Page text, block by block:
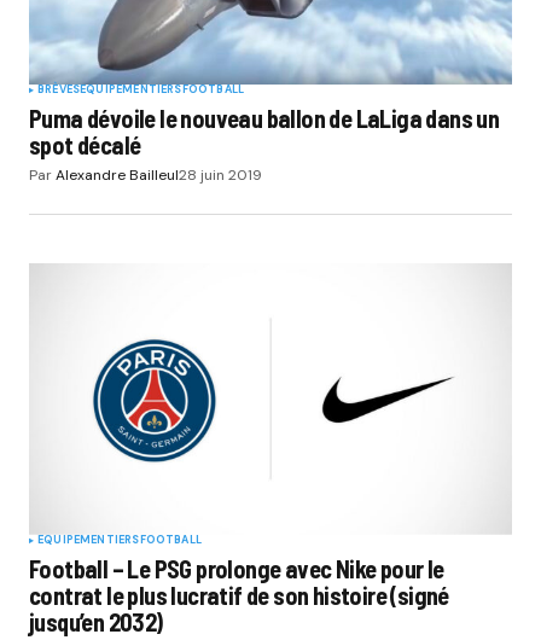
BRÈVESEQUIPEMENTIERSFOOTBALL
Puma dévoile le nouveau ballon de LaLiga dans un
spot décalé
ParAlexandre Bailleul28 juin 2019
EQUIPEMENTIERSFOOTBALL
Football – Le PSG prolonge avec Nike pour le
contrat le plus lucratif de son histoire (signé
jusqu’en 2032)